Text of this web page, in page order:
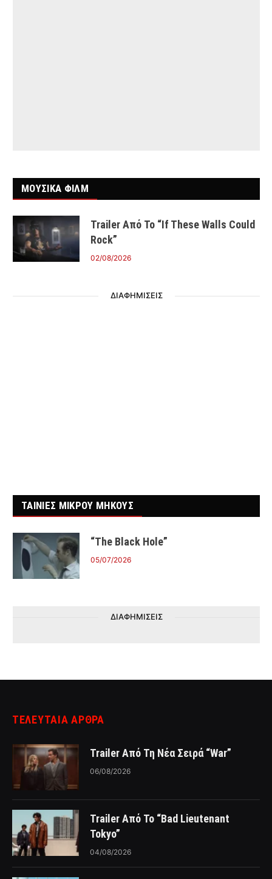
ΜΟΥΣΙΚΑ ΦΙΛΜ
Trailer Από Το “If These Walls Could
Rock”
02/08/2026
ΔΙΑΦΗΜΙΣΕΙΣ
ΤΑΙΝΙΕΣ ΜΙΚΡΟΥ ΜΗΚΟΥΣ
“The Black Hole”
05/07/2026
ΔΙΑΦΗΜΙΣΕΙΣ
ΤΕΛΕΥΤΑΙΑ ΑΡΘΡΑ
Trailer Από Τη Νέα Σειρά “War”
06/08/2026
Trailer Από Το “Bad Lieutenant
Tokyo”
04/08/2026